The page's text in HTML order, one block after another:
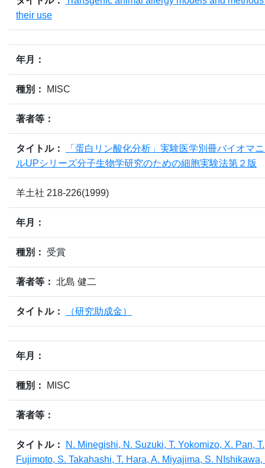
their use
年月：
種別： MISC
著者等：
タイトル：
「蛋白リン酸化分析」実験医学別冊バイオマ
ルUPシリーズ分子生物学研究のための細胞実験法第２版
羊土社 218-226(1999)
年月：
種別： 受賞
著者等： 北島 健二
タイトル： （研究助成金）
年月：
種別： MISC
著者等：
タイトル：
N. Minegishi, N. Suzuki, T. Yokomizo, X. Pan, T.
Fujimoto, S. Takahashi, T. Hara, A. Miyajima, S. NIshikawa,